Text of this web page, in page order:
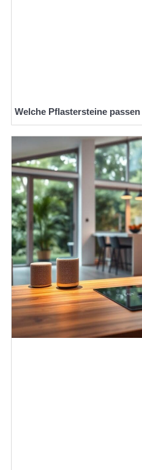
Welche Pflastersteine